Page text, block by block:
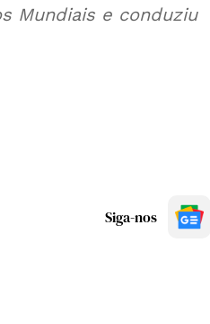
Mundiais e conduziu
Siga-nos